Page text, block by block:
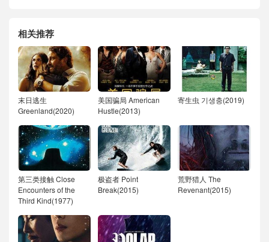
相关推荐
末日逃生
Greenland(2020)
美国骗局 American
Hustle(2013)
寄生虫 기생충(2019)
第三类接触 Close
Encounters of the
Third Kind(1977)
极盗者 Point
Break(2015)
荒野猎人 The
Revenant(2015)